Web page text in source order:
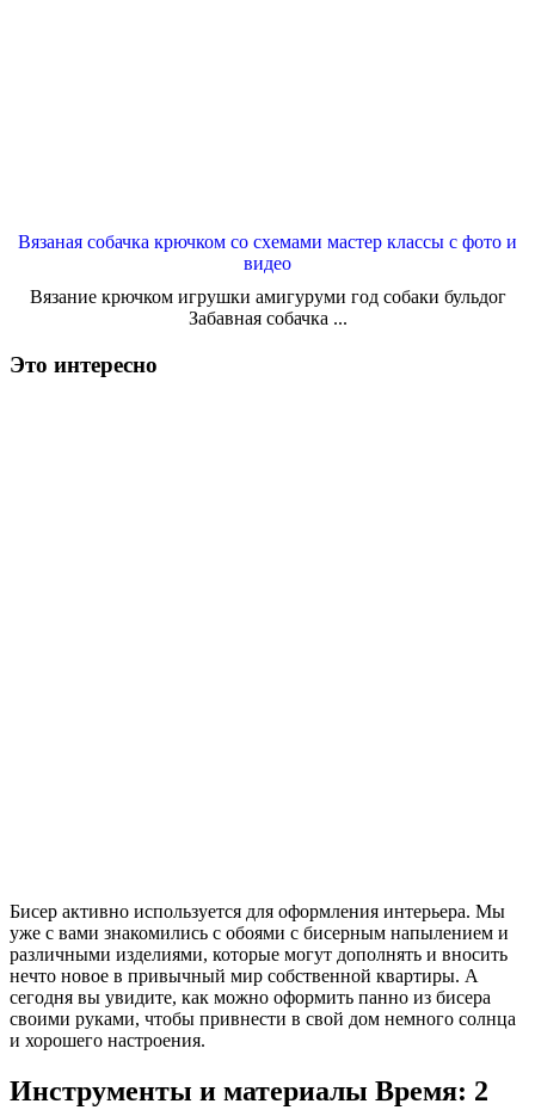
Вязаная собачка крючком со схемами мастер классы с фото и
видео
Вязание крючком игрушки амигуруми год собаки бульдог
Забавная собачка ...
Это интересно
Бисер активно используется для оформления интерьера. Мы
уже с вами знакомились с обоями с бисерным напылением и
различными изделиями, которые могут дополнять и вносить
нечто новое в привычный мир собственной квартиры. А
сегодня вы увидите, как можно оформить панно из бисера
своими руками, чтобы привнести в свой дом немного солнца
и хорошего настроения.
Инструменты и материалы Время: 2